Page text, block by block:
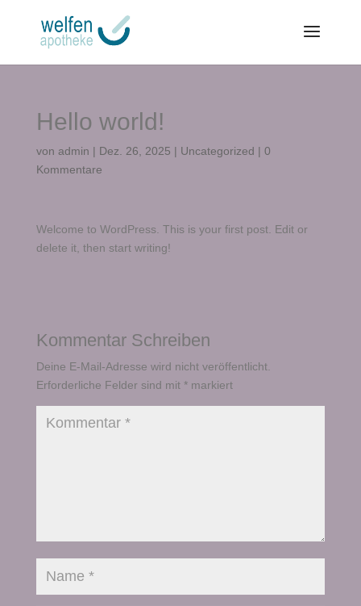
Hello world!
von admin | Dez. 26, 2025 | Uncategorized | 0
Kommentare
Welcome to WordPress. This is your first post. Edit or
delete it, then start writing!
Kommentar Schreiben
Deine E-Mail-Adresse wird nicht veröffentlicht.
Erforderliche Felder sind mit *markiert